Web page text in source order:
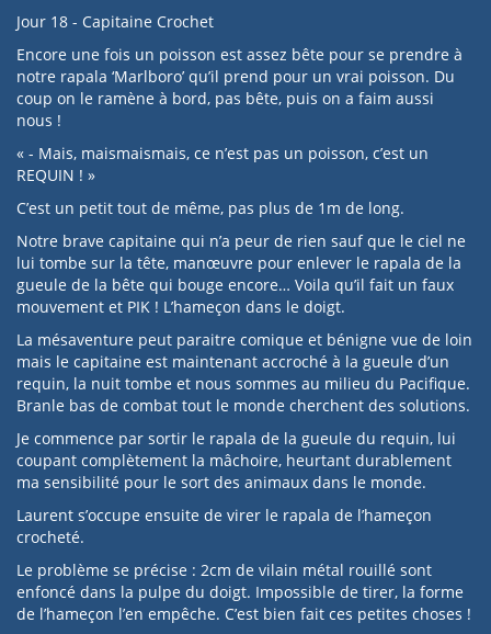
Jour 18 - Capitaine Crochet
Encore une fois un poisson est assez bête pour se prendre à
notre rapala ‘Marlboro’ qu’il prend pour un vrai poisson. Du
coup on le ramène à bord, pas bête, puis on a faim aussi
nous !
« - Mais, maismaismais, ce n’est pas un poisson, c’est un
REQUIN ! »
C’est un petit tout de même, pas plus de 1m de long.
Notre brave capitaine qui n’a peur de rien sauf que le ciel ne
lui tombe sur la tête, manœuvre pour enlever le rapala de la
gueule de la bête qui bouge encore… Voila qu’il fait un faux
mouvement et PIK ! L’hameçon dans le doigt.
La mésaventure peut paraitre comique et bénigne vue de loin
mais le capitaine est maintenant accroché à la gueule d’un
requin, la nuit tombe et nous sommes au milieu du Pacifique.
Branle bas de combat tout le monde cherchent des solutions.
Je commence par sortir le rapala de la gueule du requin, lui
coupant complètement la mâchoire, heurtant durablement
ma sensibilité pour le sort des animaux dans le monde.
Laurent s’occupe ensuite de virer le rapala de l’hameçon
crocheté.
Le problème se précise : 2cm de vilain métal rouillé sont
enfoncé dans la pulpe du doigt. Impossible de tirer, la forme
de l’hameçon l’en empêche. C’est bien fait ces petites choses !